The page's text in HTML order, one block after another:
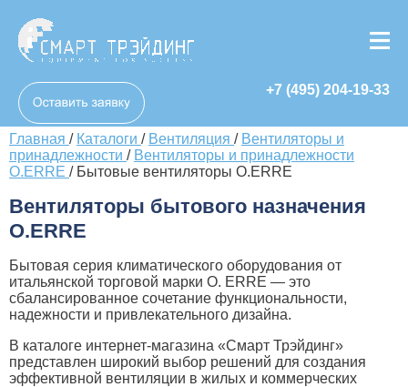
+7 (495) 204-19-33
Главная / Каталоги / Вентиляция / Вентиляторы и
принадлежности / Вентиляторы и принадлежности
O.ERRE / Бытовые вентиляторы O.ERRE
Вентиляторы бытового назначения
O.ERRE
Бытовая серия климатического оборудования от
итальянской торговой марки O. ERRE — это
сбалансированное сочетание функциональности,
надежности и привлекательного дизайна.
В каталоге интернет-магазина «Смарт Трэйдинг»
представлен широкий выбор решений для создания
эффективной вентиляции в жилых и коммерческих